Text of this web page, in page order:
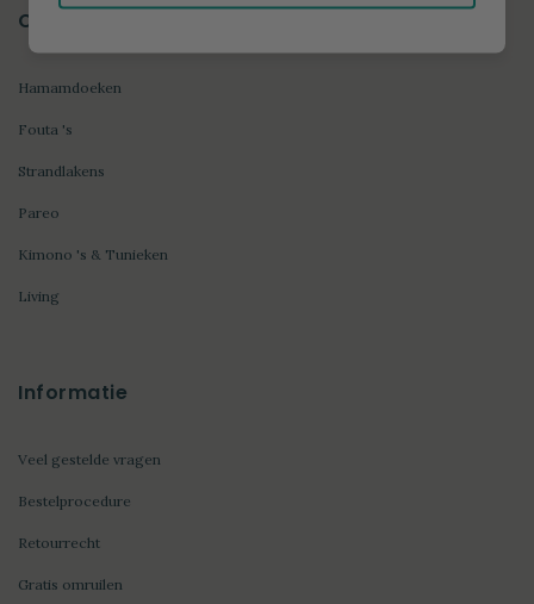
Categorieën
Hamamdoeken
Fouta 's
Strandlakens
Pareo
Kimono 's & Tunieken
Living
Informatie
Veel gestelde vragen
Bestelprocedure
Retourrecht
Gratis omruilen